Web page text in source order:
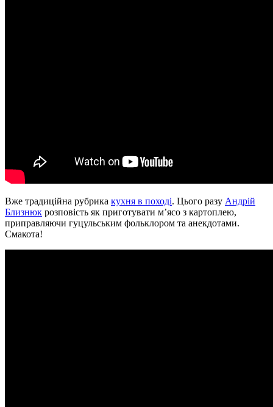
Вже традиційна рубрика кухня в поході. Цього разу Андрій
Близнюк розповість як приготувати м’ясо з картоплею,
приправляючи гуцульським фольклором та анекдотами.
Смакота!